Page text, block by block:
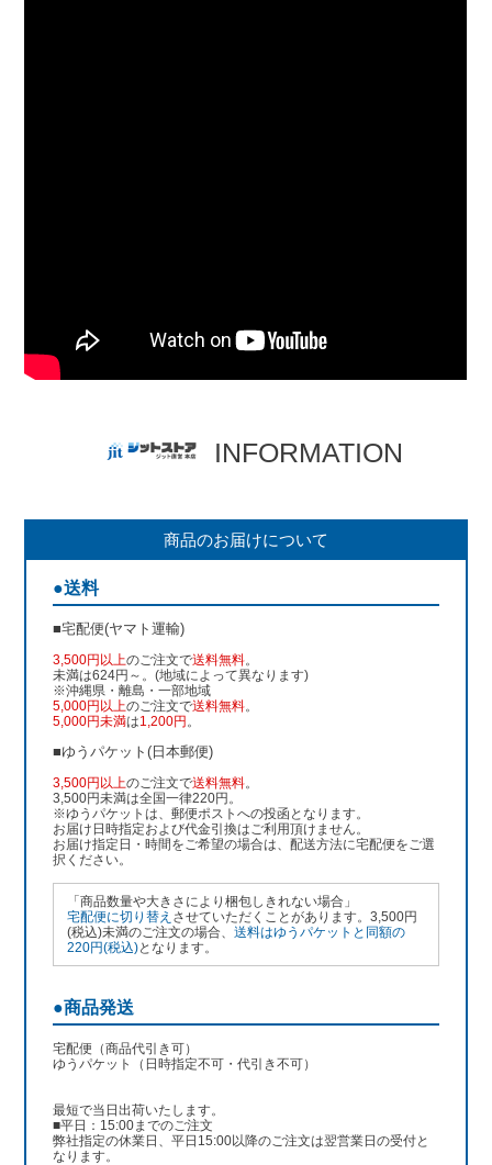
INFORMATION
商品のお届けについて
●送料
■宅配便(ヤマト運輸)
3,500円以上のご注文で送料無料。
未満は624円～。(地域によって異なります)
※沖縄県・離島・一部地域
5,000円以上のご注文で送料無料。
5,000円未満は1,200円 。
■ゆうパケット(日本郵便)
3,500円以上のご注文で送料無料。
3,500円未満は全国一律220円。
※ゆうパケットは、郵便ポストへの投函となります。
お届け日時指定および代金引換はご利用頂けません。
お届け指定日・時間をご希望の場合は、配送方法に宅配便をご選
択ください。
「商品数量や大きさにより梱包しきれない場合」
宅配便に切り替え させていただくことがあります。3,500円
(税込)未満のご注文の場合、送料はゆうパケットと同額の
220円(税込)となります。
●商品発送
宅配便（商品代引き可）
ゆうパケット（日時指定不可・代引き不可）
最短で当日出荷いたします。
■平日：15:00までのご注文
弊社指定の休業日、平日15:00以降のご注文は翌営業日の受付と
なります。